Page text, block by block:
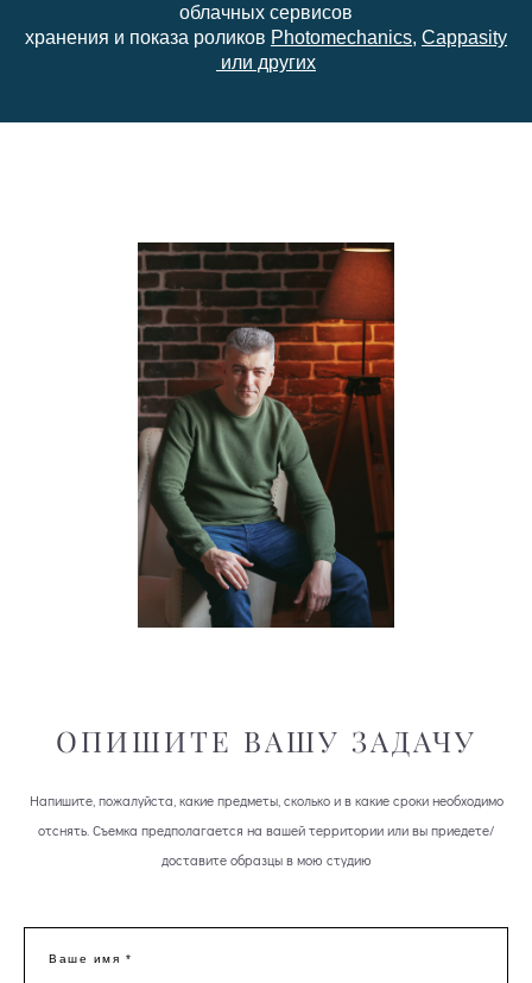
облачных сервисов
хранения и показа роликов Photomechanics, Cappasity
или других
ОПИШИТЕ ВАШУ ЗАДАЧУ
Напишите, пожалуйста, какие предметы, сколько и в какие сроки необходимо
отснять. Съемка предполагается на вашей территории или вы приедете/
доставите образцы в мою студию
Ваше имя *